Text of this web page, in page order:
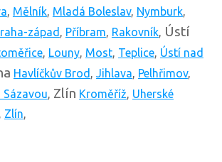
, Mělník, Mladá Boleslav, Nymburk,
západ , Příbram, Rakovník, Ústí
, Louny, Most, Teplice, Ústí nad
Havlíčkův Brod , Jihlava, Pelhřimov,
, Zlín Kroměříž, Uherské
, Zlín,